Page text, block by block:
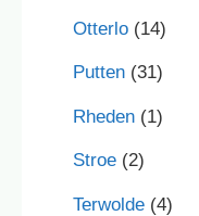
Otterlo (14)
Putten (31)
Rheden (1)
Stroe (2)
Terwolde (4)